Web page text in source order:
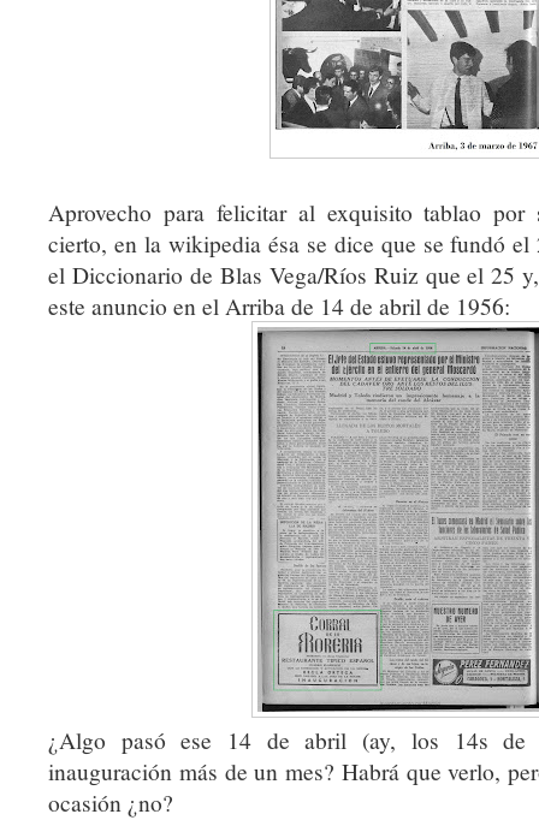
Aprovecho para felicitar al exquisito tablao por
cierto, en la wikipedia ésa se dice que se fundó
el Diccionario de Blas Vega/Ríos Ruiz que el 25
este anuncio en el Arriba de 14 de abril de 1956:
¿Algo pasó ese 14 de abril (ay, los 14s de
inauguración más de un mes? Habrá que verlo,
ocasión ¿no?